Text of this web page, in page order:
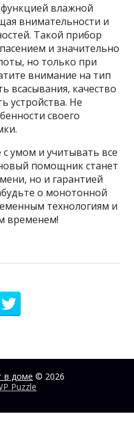
влажной
внимательности и
Такой прибор
и значительно
но только при
внимание на тип
всасывания, качество
устройства. Не
своего
умом и учитывать все
помощник станет
но и гарантией
о монотонной
технологиям и
временем!
в доме © 2026
Puzzle